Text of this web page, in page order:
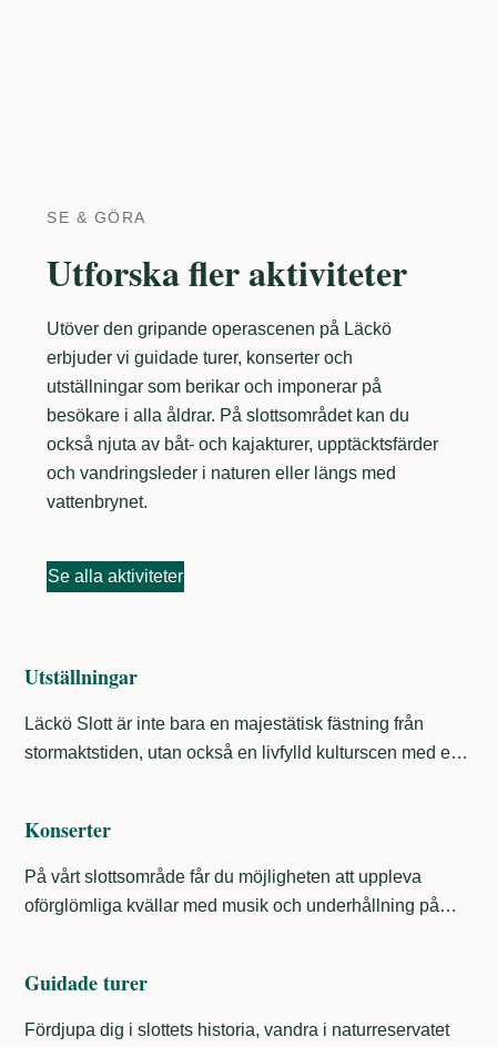
SE & GÖRA
Utforska fler aktiviteter
Utöver den gripande operascenen på Läckö
erbjuder vi guidade turer, konserter och
utställningar som berikar och imponerar på
besökare i alla åldrar. På slottsområdet kan du
också njuta av båt- och kajakturer, upptäcktsfärder
och vandringsleder i naturen eller längs med
vattenbrynet.
Se alla aktiviteter
Utställningar
Läckö Slott är inte bara en majestätisk fästning från
stormaktstiden, utan också en livfylld kulturscen med en
teaterscener och temarum där historia, konst och kultur
vävs samman i en fängslande blandning. Utforska vårt
mångsidiga utbud av utställningar och häng med på en
Konserter
På vårt slottsområde får du möjligheten att uppleva
oförglömliga kvällar med musik och underhållning på
sommaren. Ta konsertbussen från Stadshotellet och
upplev den natursköna omgivningen på slottsområdet.
Guidade turer
Fördjupa dig i slottets historia, vandra i naturreservatet